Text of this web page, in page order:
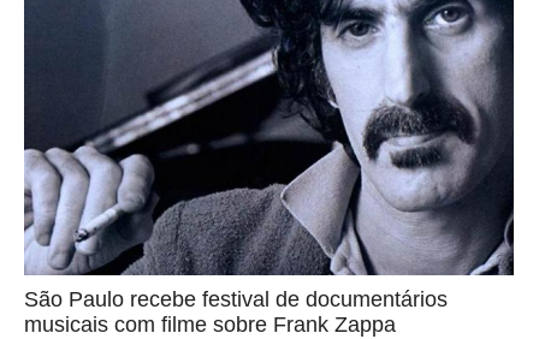
São Paulo recebe festival de documentários
musicais com filme sobre Frank Zappa